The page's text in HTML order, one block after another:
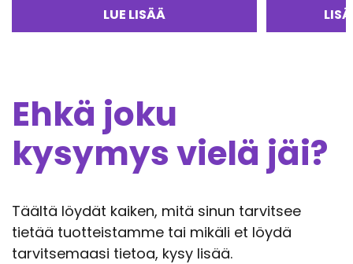
LUE LISÄÄ
Ehkä joku
kysymys vielä jäi?
Täältä löydät kaiken, mitä sinun tarvitsee
tietää tuotteistamme tai mikäli et löydä
tarvitsemaasi tietoa, kysy lisää.